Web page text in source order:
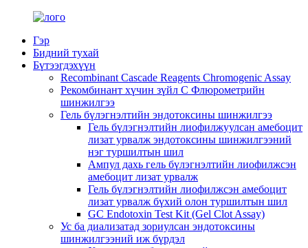
Гэр
Бидний тухай
Бүтээгдэхүүн
Recombinant Cascade Reagents Chromogenic Assay
Рекомбинант хүчин зүйл C Флюрометрийн
шинжилгээ
Гель бүлэгнэлтийн эндотоксины шинжилгээ
Гель бүлэгнэлтийн лиофилжуулсан амебоцит
лизат урвалж эндотоксины шинжилгээний
нэг туршилтын шил
Ампул дахь гель бүлэгнэлтийн лиофилжсэн
амебоцит лизат урвалж
Гель бүлэгнэлтийн лиофилжсэн амебоцит
лизат урвалж бүхий олон туршилтын шил
GC Endotoxin Test Kit (Gel Clot Assay)
Ус ба диализатад зориулсан эндотоксины
шинжилгээний иж бүрдэл